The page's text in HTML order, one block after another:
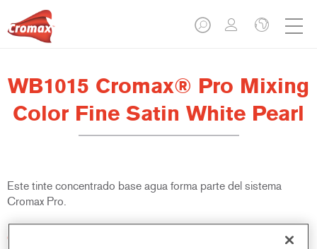
WB1015 Cromax® Pro Mixing
Color Fine Satin White Pearl
Este tinte concentrado base agua forma parte del sistema
Cromax Pro.
Características del producto